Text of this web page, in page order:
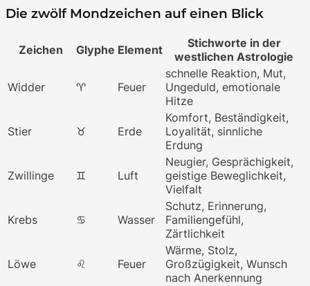
Die zwölf Mondzeichen auf einen Blick
Zeichen Glyphe Element
Stichworte in der
westlichen Astrologie
Widder ♈ Feuer
schnelle Reaktion, Mut,
Ungeduld, emotionale
Hitze
Stier ♉ Erde
Komfort, Beständigkeit,
Loyalität, sinnliche
Erdung
Zwillinge ♊ Luft
Neugier, Gesprächigkeit,
geistige Beweglichkeit,
Vielfalt
Krebs ♋ Wasser
Schutz, Erinnerung,
Familiengefühl,
Zärtlichkeit
Löwe ♌ Feuer
Wärme, Stolz,
Großzügigkeit, Wunsch
nach Anerkennung